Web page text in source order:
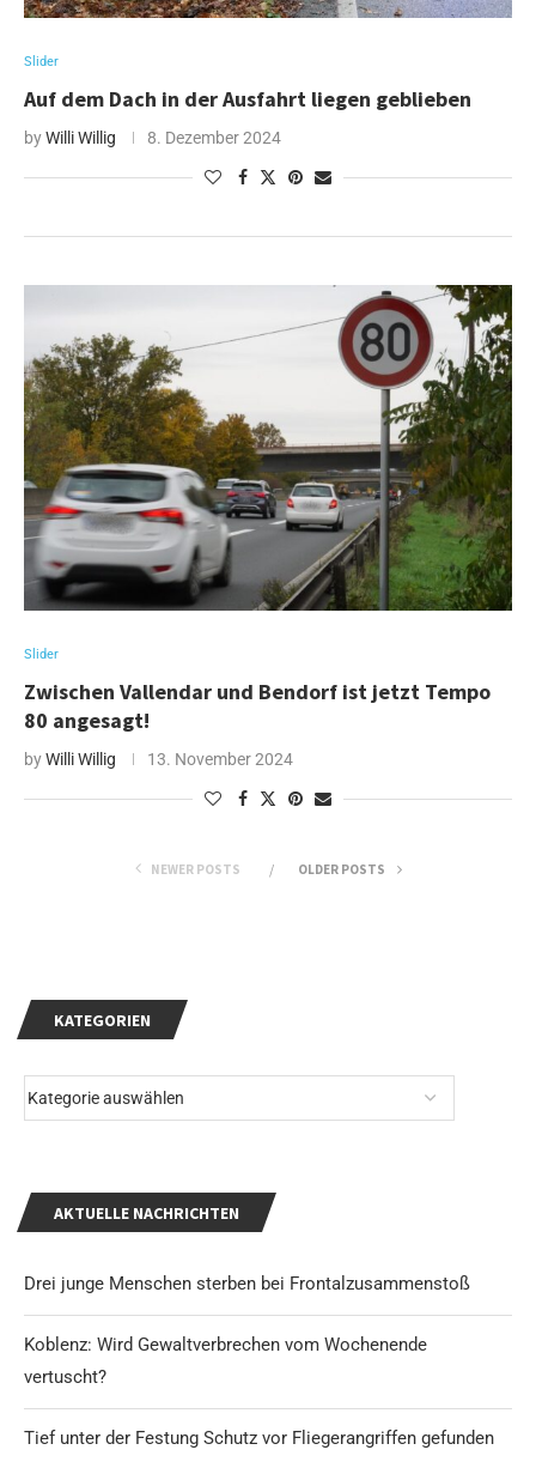
Slider
Auf dem Dach in der Ausfahrt liegen geblieben
byWilli Willig 8. Dezember 2024
Slider
Zwischen Vallendar und Bendorf ist jetzt Tempo
80 angesagt!
byWilli Willig 13. November 2024
NEWER POSTS OLDER POSTS
KATEGORIEN
AKTUELLE NACHRICHTEN
Drei junge Menschen sterben bei Frontalzusammenstoß
Koblenz: Wird Gewaltverbrechen vom Wochenende
vertuscht?
Tief unter der Festung Schutz vor Fliegerangriffen gefunden